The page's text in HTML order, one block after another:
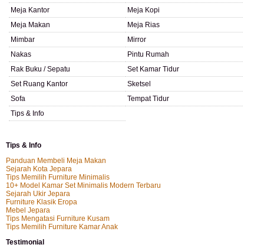
Meja Kantor
Meja Kopi
Meja Makan
Meja Rias
Mimbar
Mirror
Nakas
Pintu Rumah
Rak Buku / Sepatu
Set Kamar Tidur
Set Ruang Kantor
Sketsel
Sofa
Tempat Tidur
Tips & Info
Tips & Info
Panduan Membeli Meja Makan
Sejarah Kota Jepara
Tips Memilih Furniture Minimalis
10+ Model Kamar Set Minimalis Modern Terbaru
Sejarah Ukir Jepara
Furniture Klasik Eropa
Mebel Jepara
Tips Mengatasi Furniture Kusam
Tips Memilih Furniture Kamar Anak
Testimonial